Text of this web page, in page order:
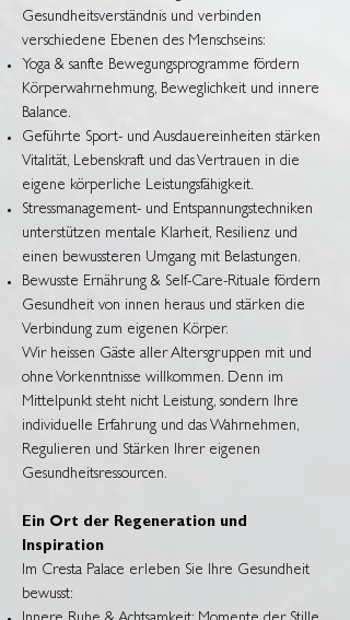
Gesundheitsverständnis und verbinden
verschiedene Ebenen des Menschseins:
Yoga & sanfte Bewegungsprogramme fördern
Körperwahrnehmung, Beweglichkeit und innere
Balance.
Geführte Sport- und Ausdauereinheiten stärken
Vitalität, Lebenskraft und das Vertrauen in die
eigene körperliche Leistungsfähigkeit.
Stressmanagement- und Entspannungstechniken
unterstützen mentale Klarheit, Resilienz und
einen bewussteren Umgang mit Belastungen.
Bewusste Ernährung & Self-Care-Rituale fördern
Gesundheit von innen heraus und stärken die
Verbindung zum eigenen Körper.
Wir heissen Gäste aller Altersgruppen mit und
ohne Vorkenntnisse willkommen. Denn im
Mittelpunkt steht nicht Leistung, sondern Ihre
individuelle Erfahrung und das Wahrnehmen,
Regulieren und Stärken Ihrer eigenen
Gesundheitsressourcen.
Ein Ort der Regeneration und
Inspiration
Im Cresta Palace erleben Sie Ihre Gesundheit
bewusst: